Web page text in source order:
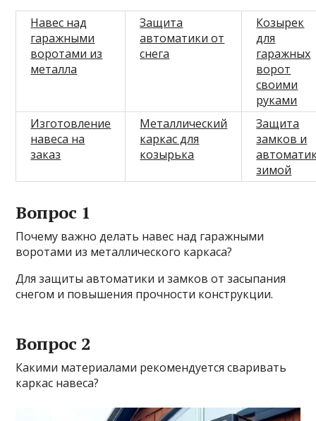
Навес над
гаражными
воротами из
металла
Защита
автоматики от
снега
Козырек
для
гаражных
ворот
своими
руками
Изготовление
навеса на
заказ
Металлический
каркас для
козырька
Защита
замков и
зимой
Вопрос 1
Почему важно делать навес над гаражными
воротами из металлического каркаса?
Для защиты автоматики и замков от засыпания
снегом и повышения прочности конструкции.
Вопрос 2
Какими материалами рекомендуется сваривать
каркас навеса?